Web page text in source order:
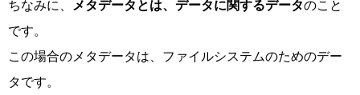
ちなみに、 メタデータとは、データに関するデータのこと
です。
この場合のメタデータは、ファイルシステムのためのデー
タです。